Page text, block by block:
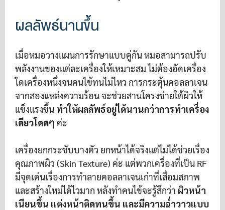
ผลลัพธ์นานขึ้น
เมื่อหมอวางแผนการรักษาแบบคู่กัน หมอสามารถปรับ
พลังงานของแต่ละเครื่องให้เหมาะสม ไม่ต้องอัดเครื่อง
ใดเครื่องหนึ่งจนคนไข้ทนไม่ไหว การกระตุ้นคอลลาเจน
จากสองแหล่งความร้อน จะช่วยสานโครงข่ายใต้ผิวให้
แข็งแรงขึ้น ทำให้ผลลัพธ์อยู่ได้นานกว่าการทำเครื่อง
เดียวโดดๆ ค่ะ
เครื่องยกกระชับบางตัว ยกหน้าได้จริงแต่ไม่ได้ช่วยเรื่อง
คุณภาพผิว (Skin Texture) ค่ะ แต่พวกเครื่องที่เป็น RF
มีจุดเด่นเรื่องการทำลายคอลลาเจนเก่าที่เสื่อมสภาพ
และสร้างใหม่ได้ไวมาก หลังทำคนไข้จะรู้สึกว่า ผิวหน้า
เนียนขึ้น แต่งหน้าติดทนขึ้น และมีความฉ่ำวาวแบบ